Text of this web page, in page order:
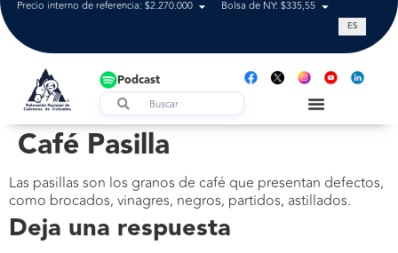
Precio interno de referencia: $2.270.000 Bolsa de NY: $335,55 Tasa de
ES
Podcast
Café Pasilla
Las pasillas son los granos de café que presentan defectos,
como brocados, vinagres, negros, partidos, astillados.
Deja una respuesta